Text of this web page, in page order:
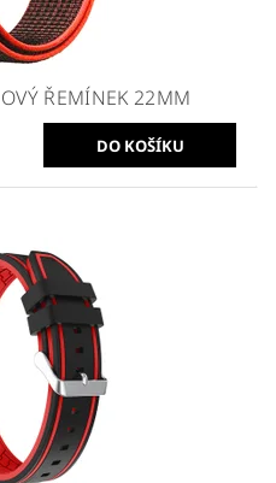
ŘEMÍNEK 22MM